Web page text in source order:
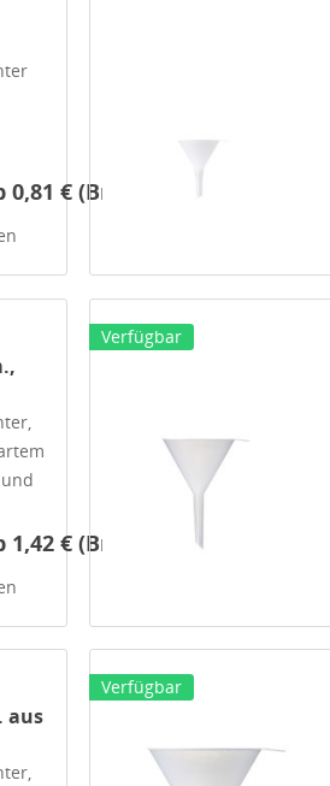
€ (Brutto)
€ (Brutto)
Verfügbar
aus
Verfügbar